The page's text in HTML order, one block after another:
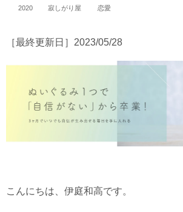
2020 寂しがり屋 恋愛
［最終更新日］2023/05/28
こんにちは、伊庭和高です。